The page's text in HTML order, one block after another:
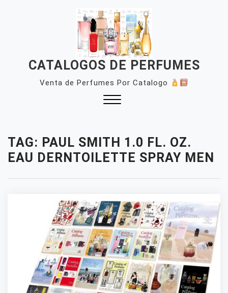
CATALOGOS DE PERFUMES
Venta de Perfumes Por Catalogo
TAG: PAUL SMITH 1.0 FL. OZ.
EAU DERNTOILETTE SPRAY MEN